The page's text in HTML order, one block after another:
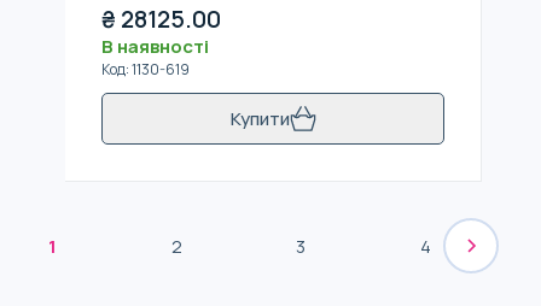
₴ 28125.00
В наявності
Код:1130-619
Купити
1 2 3 4